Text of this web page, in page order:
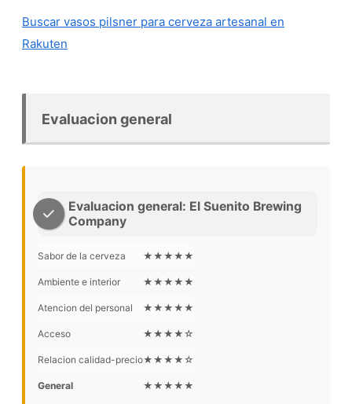
Buscar vasos pilsner para cerveza artesanal en
Rakuten
Evaluacion general
Evaluacion general: El Suenito Brewing
Company
Sabor de la cerveza ★★★★★
Ambiente e interior ★★★★★
Atencion del personal ★★★★★
Acceso ★★★★☆
Relacion calidad-precio★★★★☆
General ★★★★★